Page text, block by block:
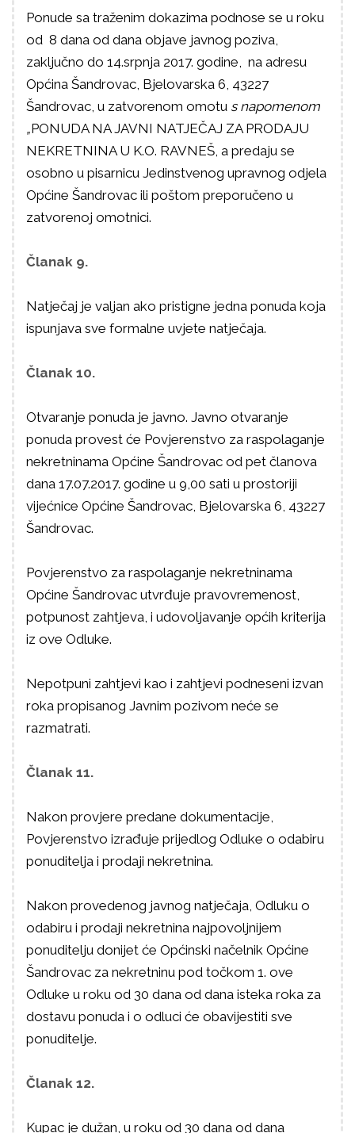
Ponude sa traženim dokazima podnose se u roku
od 8 dana od dana objave javnog poziva,
zaključno do 14.srpnja 2017. godine, na adresu
Općina Šandrovac, Bjelovarska 6, 43227
Šandrovac, u zatvorenom omotu s napomenom
„PONUDA NA JAVNI NATJEČAJ ZA PRODAJU
NEKRETNINA U K.O. RAVNEŠ, a predaju se
osobno u pisarnicu Jedinstvenog upravnog odjela
Općine Šandrovac ili poštom preporučeno u
zatvorenoj omotnici.
Članak 9.
Natječaj je valjan ako pristigne jedna ponuda koja
ispunjava sve formalne uvjete natječaja.
Članak 10.
Otvaranje ponuda je javno. Javno otvaranje
ponuda provest će Povjerenstvo za raspolaganje
nekretninama Općine Šandrovac od pet članova
dana 17.07.2017. godine u 9,00 sati u prostoriji
vijećnice Općine Šandrovac, Bjelovarska 6, 43227
Šandrovac.
Povjerenstvo za raspolaganje nekretninama
Općine Šandrovac utvrđuje pravovremenost,
potpunost zahtjeva, i udovoljavanje općih kriterija
iz ove Odluke.
Nepotpuni zahtjevi kao i zahtjevi podneseni izvan
roka propisanog Javnim pozivom neće se
razmatrati.
Članak 11.
Nakon provjere predane dokumentacije,
Povjerenstvo izrađuje prijedlog Odluke o odabiru
ponuditelja i prodaji nekretnina.
Nakon provedenog javnog natječaja, Odluku o
odabiru i prodaji nekretnina najpovoljnijem
ponuditelju donijet će Općinski načelnik Općine
Šandrovac za nekretninu pod točkom 1. ove
Odluke u roku od 30 dana od dana isteka roka za
dostavu ponuda i o odluci će obavijestiti sve
ponuditelje.
Članak 12.
Kupac je dužan, u roku od 30 dana od dana